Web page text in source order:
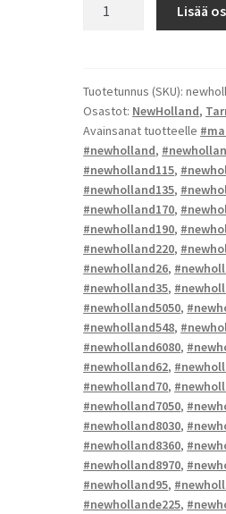
MSR
-
tarrat
määrä
Lisää
Tuotetunnus (SKU):
Osastot: NewHolland,
Avainsanat tuotteelle
#newholland,
#newholland115,
#newholland135,
#newholland170,
#newholland190,
#newholland220,
#newholland26,
#newholland35,
#newholland5050,
#newholland548,
#newholland6080,
#newholland62,
#newholland70,
#newholland7050,
#newholland8030,
#newholland8360,
#newholland8970,
#newholland95,
#newhollande225,